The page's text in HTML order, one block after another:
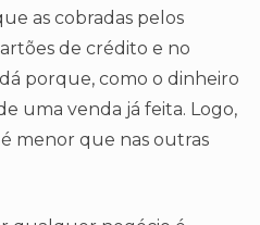
as cobradas pelos
de crédito e no
porque, como o dinheiro
uma venda já feita. Logo,
menor que nas outras